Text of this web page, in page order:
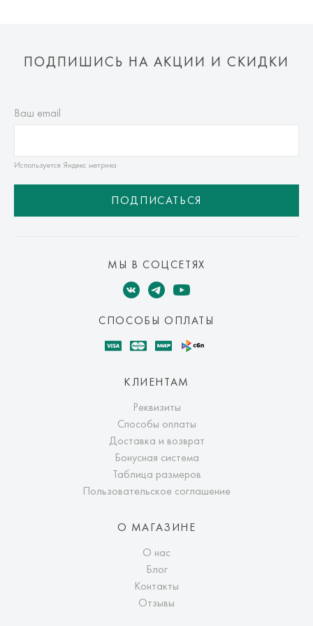
ПОДПИШИСЬ НА АКЦИИ И СКИДКИ
Ваш email
Используется Яндекс метрика
ПОДПИСАТЬСЯ
МЫ В СОЦСЕТЯХ
СПОСОБЫ ОПЛАТЫ
КЛИЕНТАМ
Реквизиты
Способы оплаты
Доставка и возврат
Бонусная система
Таблица размеров
Пользовательское соглашение
О МАГАЗИНЕ
О нас
Блог
Контакты
Отзывы